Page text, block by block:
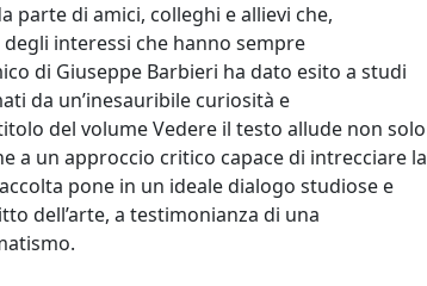
parte di amici, colleghi e allievi che,
interessi che hanno sempre
di Giuseppe Barbieri ha dato esito a studi
da un’inesauribile curiosità e
del volume Vedere il testo allude non solo
a un approccio critico capace di intrecciare la
pone in un ideale dialogo studiose e
dell’arte, a testimonianza di una